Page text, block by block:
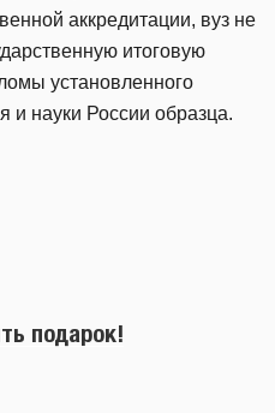
аккредитации, вуз не
итоговую
установленного
и науки России образца.
подарок!